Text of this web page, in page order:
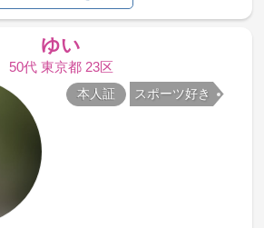
ゆい
50代 東京都 23区
本人証 スポーツ好き